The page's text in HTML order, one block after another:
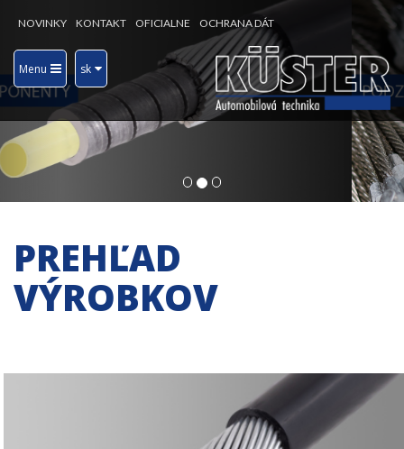
NOVINKY KONTAKT OFICIALNE OCHRANA DÁT
Menu sk
PREHĽAD
VÝROBKOV